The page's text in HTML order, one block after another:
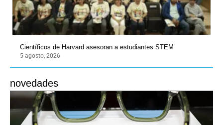
Científicos de Harvard asesoran a estudiantes STEM
5 agosto, 2026
novedades